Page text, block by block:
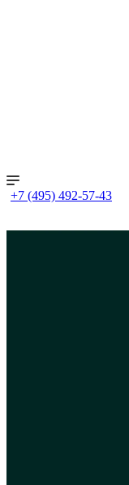
+7 (495) 492-57-43